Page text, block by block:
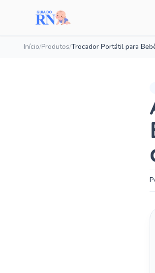
Início/Produtos/Trocador Portátil para